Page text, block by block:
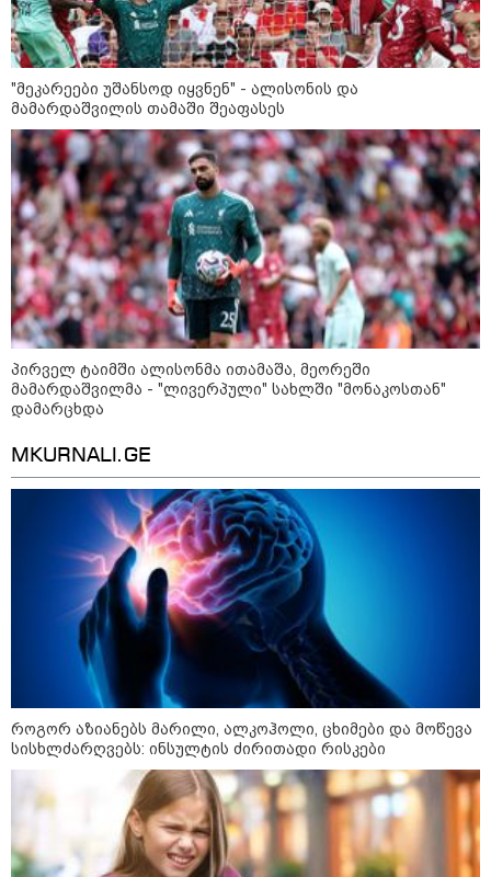
ხანძარი - რუსეთმა კიევზე
იერიში ბალისტიკური
რაკეტებით მიიტანა
14:13 / 04-08-2026
მორიგი თავდასხმა რუსეთში,
ნავთობგადამამუშავებელ
ქარხანაზე - რა დეტალებია
ცნობილი
კატეგორიის ყველა სიახლე
კატეგორიები
10
დღის ზოგადი
ასტროლოგიური
პროგნოზი
"მეკარეები უშანსოდ იყვნენ" - ალისონის და
მამარდაშვილის თამაში შეაფასეს
პირველ ტაიმში ალისონმა ითამაშა, მეორეში
მამარდაშვილმა - "ლივერპული" სახლში "მონაკოსთან"
დამარცხდა
MKURNALI.GE
როგორ აზიანებს მარილი, ალკოჰოლი, ცხიმები და მოწევა
სისხლძარღვებს: ინსულტის ძირითადი რისკები